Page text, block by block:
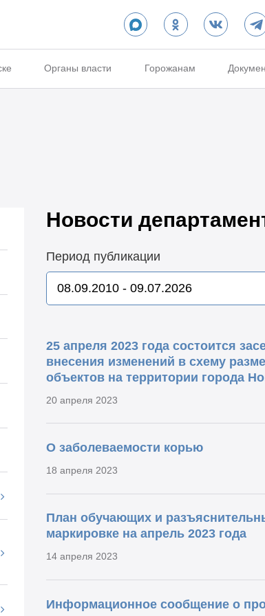
Органы власти Горожанам
Новости
Период публикации
25 апреля 2023 года состоится
внесения изменений в схему
объектов на территории города
20 апреля 2023
О заболеваемости корью
18 апреля 2023
План обучающих и
маркировке на апрель 2023 года
14 апреля 2023
Информационное сообщение о